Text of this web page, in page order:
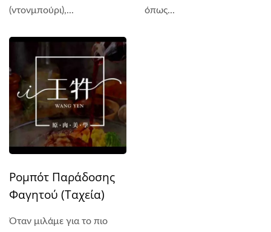
(ντονμπούρι),...
όπως...
Ρομπότ Παράδοσης
Φαγητού (Ταχεία)
Όταν μιλάμε για το πιο